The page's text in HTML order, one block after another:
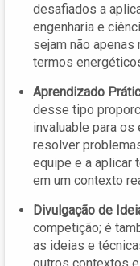
desafiados a
engenharia e
sejam não
termos
Aprendizado
desse tipo
invaluable para os
resolver
equipe e a aplicar
em um contexto
Divulgação de
competição; é
as ideias e
outros contextos